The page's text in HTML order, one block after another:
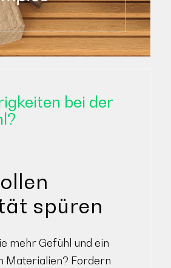
bei der
spüren
mehr Gefühl und ein
Materialien? Fordern